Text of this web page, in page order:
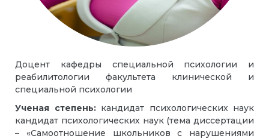
Доцент кафедры специальной психологии и
реабилитологии факультета клинической и
специальной психологии
Ученая степень:кандидат психологических наук
кандидат психологических наук (тема диссертации
– «Самоотношение школьников с нарушениями